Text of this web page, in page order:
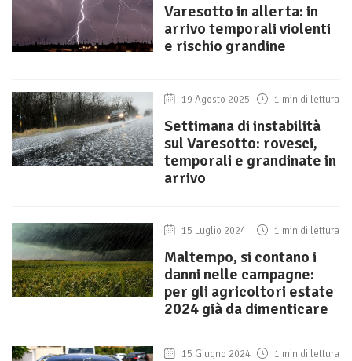
Varesotto in allerta: in
arrivo temporali violenti
e rischio grandine
19 Agosto 2025 1 min di lettura
Settimana di instabilità
sul Varesotto: rovesci,
temporali e grandinate in
arrivo
15 Luglio 2024 1 min di lettura
Maltempo, si contano i
danni nelle campagne:
per gli agricoltori estate
2024 già da dimenticare
15 Giugno 2024 1 min di lettura